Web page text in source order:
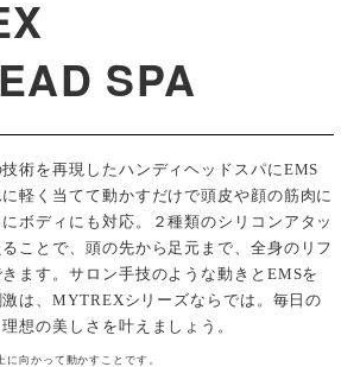
SPA
術を再現したハンディヘッドスパにEMS
軽く当てて動かすだけで頭皮や顔の筋肉に
ボディにも対応。２種類のシリコンアタッ
ことで、頭の先から足元まで、全身のリフ
ます。サロン手技のような動きとEMSを
は、MYTREXシリーズならでは。毎日の
想の美しさを叶えましょう。
向かって動かすことです。
年8月4日
りません。
は、予告なく変更になる場合がございます。ご了承下
属の取扱説明書の「安全上のご注意」をよくお読みの
ださい。
× 閉じる